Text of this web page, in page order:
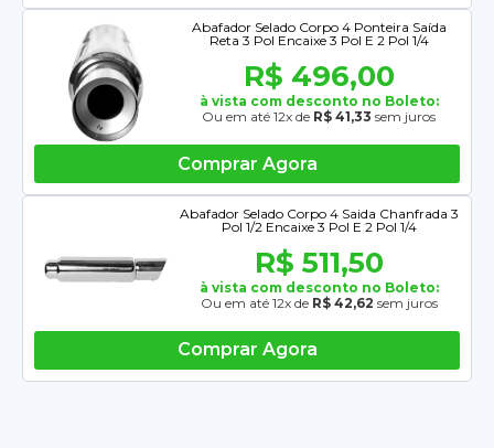
Abafador Selado Corpo 4 Ponteira Saída
Reta 3 Pol Encaixe 3 Pol E 2 Pol 1/4
R$ 496,00
à vista com desconto no Boleto:
Ou em até 12x de R$ 41,33 sem juros
Comprar Agora
Abafador Selado Corpo 4 Saida Chanfrada 3
Pol 1/2 Encaixe 3 Pol E 2 Pol 1/4
R$ 511,50
à vista com desconto no Boleto:
Ou em até 12x de R$ 42,62 sem juros
Comprar Agora